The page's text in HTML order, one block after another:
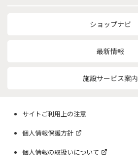
ショップナビ
最新情報
施設サービス案内
サイトご利用上の注意
個人情報保護方針
個人情報の取扱いについて